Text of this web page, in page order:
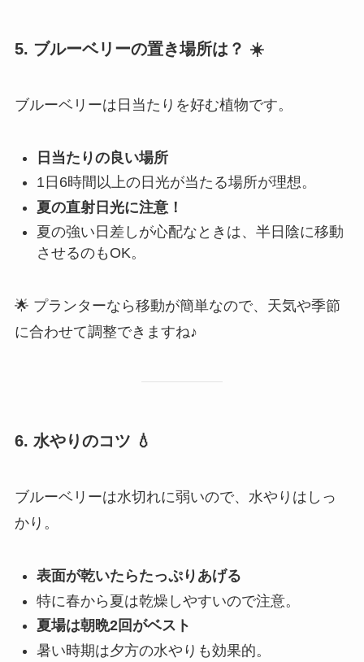
5. ブルーベリーの置き場所は？ ☀️
ブルーベリーは日当たりを好む植物です。
日当たりの良い場所
1日6時間以上の日光が当たる場所が理想。
夏の直射日光に注意！
夏の強い日差しが心配なときは、半日陰に移動
させるのもOK。
🌟 プランターなら移動が簡単なので、天気や季節
に合わせて調整できますね♪
6. 水やりのコツ 💧
ブルーベリーは水切れに弱いので、水やりはしっ
かり。
表面が乾いたらたっぷりあげる
特に春から夏は乾燥しやすいので注意。
夏場は朝晩2回がベスト
暑い時期は夕方の水やりも効果的。